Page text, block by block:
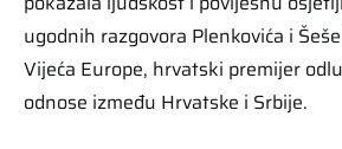
ugodnih razgovora Plenkovića i
Vijeća Europe, hrvatski premijer
odnose između Hrvatske i Srbije.